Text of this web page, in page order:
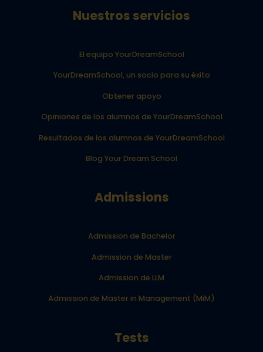
Nuestros servicios
El equipo YourDreamSchool
YourDreamSchool, un socio para su éxito
Obtener apoyo
Opiniones de los alumnos de YourDreamSchool
Resultados de los alumnos de YourDreamSchool
Blog Your Dream School
Admissions
Admission de Bachelor
Admission de Master
Admission de LLM
Admission de Master in Management (MiM)
Tests